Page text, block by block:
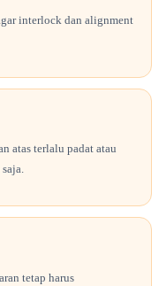
interlock dan alignment
atas terlalu padat atau
tetap harus